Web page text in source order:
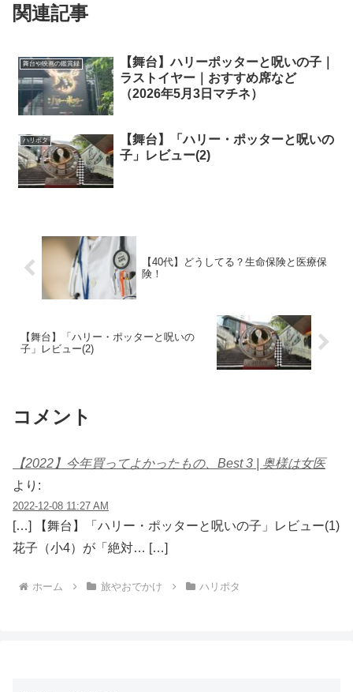
関連記事
舞台や映画の鑑賞録
【舞台】ハリーポッターと呪いの子｜
ラストイヤー｜おすすめ席など
（2026年5月3日マチネ）
ハリポタ
【舞台】「ハリー・ポッターと呪いの
子」レビュー(2)
【40代】どうしてる？生命保険と医療保
険！
【舞台】「ハリー・ポッターと呪いの
子」レビュー(2)
コメント
【2022】今年買ってよかったもの、Best 3 | 奥様は女医
より:
2022-12-08 11:27 AM
[…] 【舞台】「ハリー・ポッターと呪いの子」レビュー(1)
花子（小4）が「絶対… […]
ホーム 旅やおでかけ ハリポタ